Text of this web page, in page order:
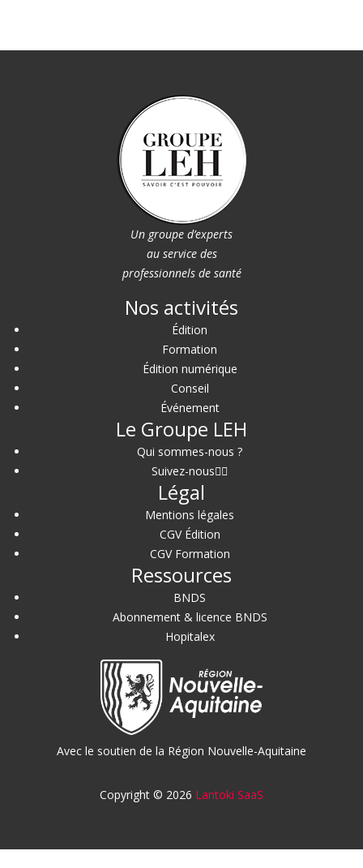
Un groupe d’experts
au service des
professionnels de santé
Nos activités
Édition
Formation
Édition numérique
Conseil
Événement
Le Groupe LEH
Qui sommes-nous ?
Suivez-nous
Légal
Mentions légales
CGV Édition
CGV Formation
Ressources
BNDS
Abonnement & licence BNDS
Hopitalex
Avec le soutien de la Région Nouvelle-Aquitaine
Copyright © 2026 Lantoki SaaS